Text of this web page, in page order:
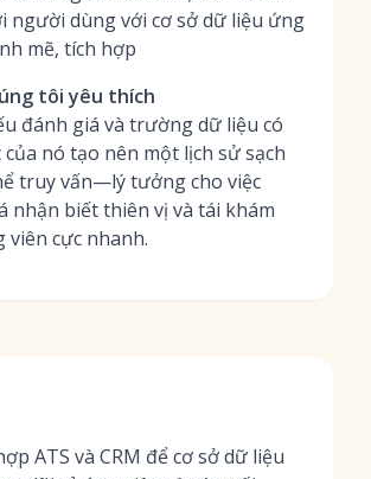
người dùng với cơ sở dữ liệu ứng
mẽ, tích hợp
tôi yêu thích
đánh giá và trường dữ liệu có
của nó tạo nên một lịch sử sạch
truy vấn—lý tưởng cho việc
nhận biết thiên vị và tái khám
viên cực nhanh.
ATS và CRM để cơ sở dữ liệu